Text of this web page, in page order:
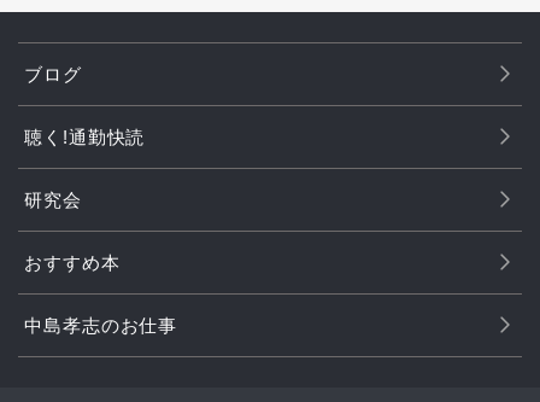
ブログ
聴く!通勤快読
研究会
おすすめ本
中島孝志のお仕事